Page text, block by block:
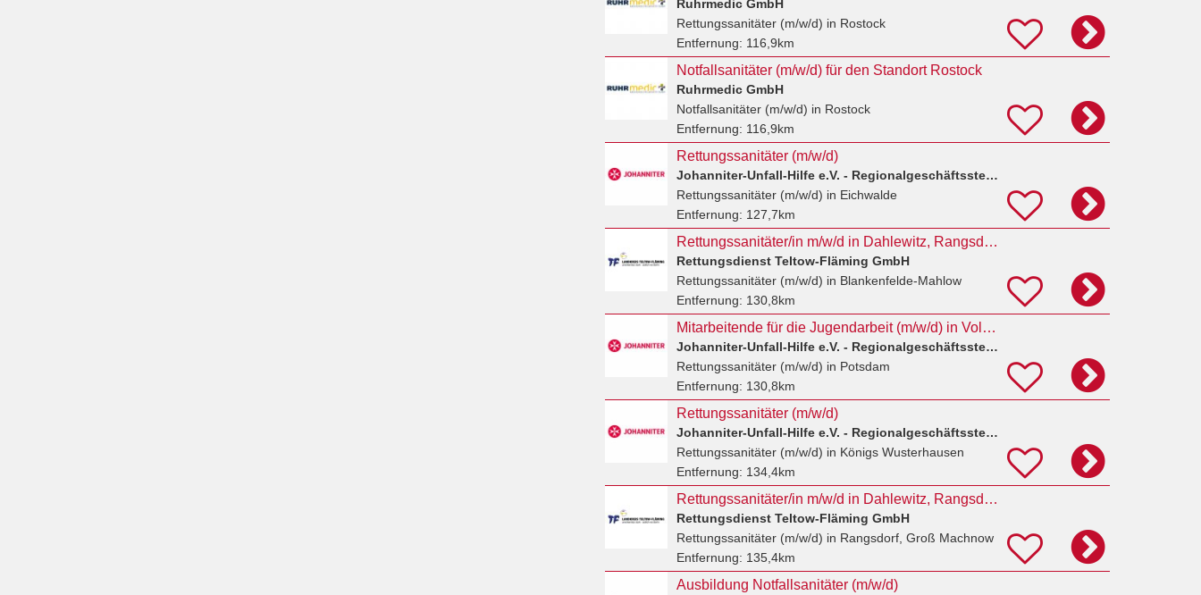
Ruhrmedic GmbH
Rettungssanitäter (m/w/d) in Rostock
Entfernung: 116,9km
Notfallsanitäter (m/w/d) für den Standort Rostock
Ruhrmedic GmbH
Notfallsanitäter (m/w/d) in Rostock
Entfernung: 116,9km
Rettungssanitäter (m/w/d)
Johanniter-Unfall-Hilfe e.V. - Regionalgeschäftsstelle Berlin
Rettungssanitäter (m/w/d) in Eichwalde
Entfernung: 127,7km
Rettungssanitäter/in m/w/d in Dahlewitz, Rangsdorf und Zossen gesucht
Rettungsdienst Teltow-Fläming GmbH
Rettungssanitäter (m/w/d) in Blankenfelde-Mahlow
Entfernung: 130,8km
Mitarbeitende für die Jugendarbeit (m/w/d) in Voll- oder Teilzeit
Johanniter-Unfall-Hilfe e.V. - Regionalgeschäftsstelle Berlin
Rettungssanitäter (m/w/d) in Potsdam
Entfernung: 130,8km
Rettungssanitäter (m/w/d)
Johanniter-Unfall-Hilfe e.V. - Regionalgeschäftsstelle Berlin
Rettungssanitäter (m/w/d) in Königs Wusterhausen
Entfernung: 134,4km
Rettungssanitäter/in m/w/d in Dahlewitz, Rangsdorf und Zossen gesucht
Rettungsdienst Teltow-Fläming GmbH
Rettungssanitäter (m/w/d) in Rangsdorf, Groß Machnow
Entfernung: 135,4km
Ausbildung Notfallsanitäter (m/w/d)